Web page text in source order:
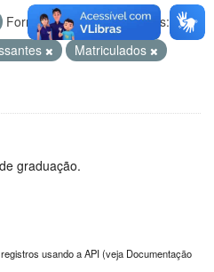
Formatos: CSV
Grupos:
Matriculados
graduação.
usando aAPI(veja Documentação